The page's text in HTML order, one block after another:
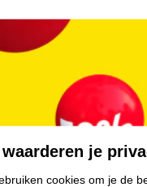
Score.
waarderen je
cookies om je de